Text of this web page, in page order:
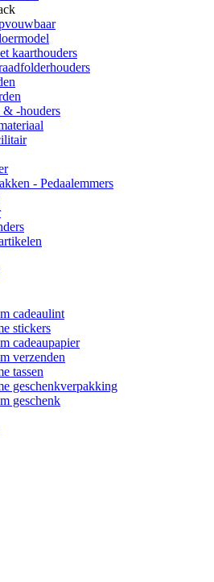
kaarthouders
-houders
- Pedaalemmers
cadeaulint
stickers
cadeaupapier
verzenden
tassen
geschenkverpakking
geschenk